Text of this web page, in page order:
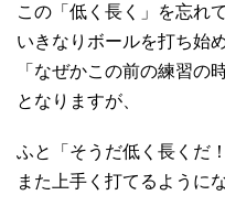
この「低く長く」を忘れて
いきなりボールを打ち始
「なぜかこの前の練習の
となりますが、
ふと「そうだ低く長くだ
また上手く打てるように